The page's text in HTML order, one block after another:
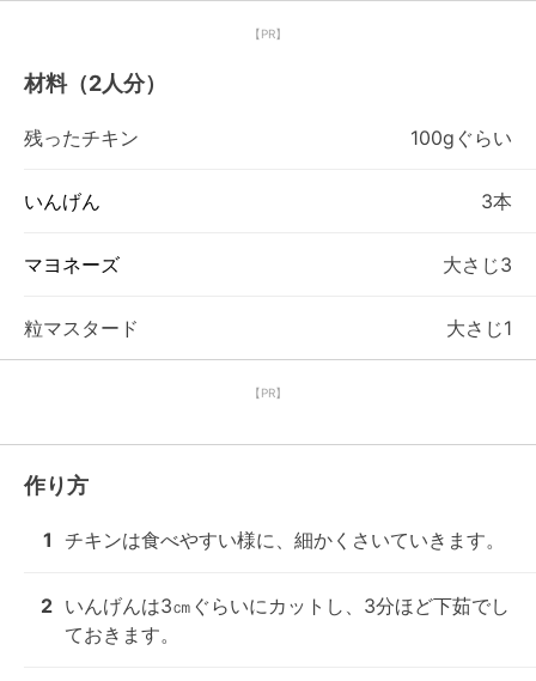
【PR】
材料（2人分）
残ったチキン 100gぐらい
いんげん 3本
マヨネーズ 大さじ3
粒マスタード 大さじ1
【PR】
作り方
1 チキンは食べやすい様に、細かくさいていきます。
2 いんげんは3㎝ぐらいにカットし、3分ほど下茹でし
ておきます。